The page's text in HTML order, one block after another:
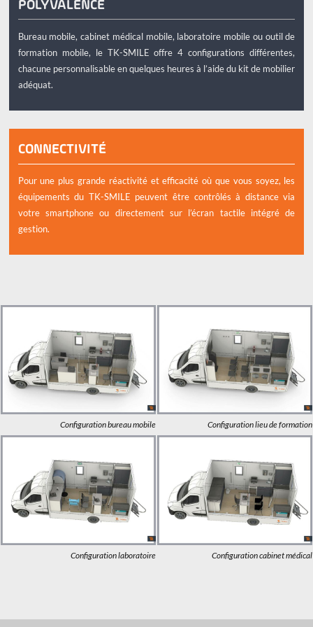
POLYVALENCE
Bureau mobile, cabinet médical mobile, laboratoire mobile ou outil de
formation mobile, le TK-SMILE offre 4 configurations différentes,
chacune personnalisable en quelques heures à l’aide du kit de mobilier
adéquat.
CONNECTIVITÉ
Pour une plus grande réactivité et efficacité où que vous soyez, les
équipements du TK-SMILE peuvent être contrôlés à distance via
votre smartphone ou directement sur l’écran tactile intégré de
gestion.
x
Configuration bureau mobile Configuration lieu de formation
Configuration laboratoire Configuration cabinet médical